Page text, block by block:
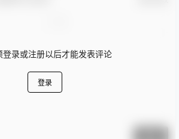
登录或注册以后才能发表评论
登录